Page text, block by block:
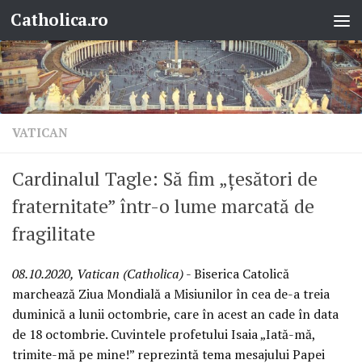
Skip to content
Catholica.ro
VATICAN
Cardinalul Tagle: Să fim „țesători de
fraternitate” într-o lume marcată de
fragilitate
08.10.2020, Vatican (Catholica)- Biserica Catolică
marchează Ziua Mondială a Misiunilor în cea de-a treia
duminică a lunii octombrie, care în acest an cade în data
de 18 octombrie. Cuvintele profetului Isaia „Iată-mă,
trimite-mă pe mine!” reprezintă tema mesajului Papei